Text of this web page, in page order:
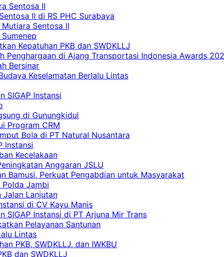
Sentosa II
II di RS PHC Surabaya
Sentosa II
Kepatuhan PKB dan SWDKLLJ
Penghargaan di Ajang Transportasi Indonesia Awards
Bersinar
Keselamatan Berlalu Lintas
SIGAP Instansi
di Gunungkidul
Program CRM
Bola di PT Natural Nusantara
Instansi
Kecelakaan
Anggaran JSLU
Bamusi, Perkuat Pengabdian untuk Masyarakat
Polda Jambi
Jalan Lanjutan
di CV Kayu Manis
SIGAP Instansi di PT Arjuna Mir Trans
Pelayanan Santunan
Lintas
PKB, SWDKLLJ, dan IWKBU
dan SWDKLLJ